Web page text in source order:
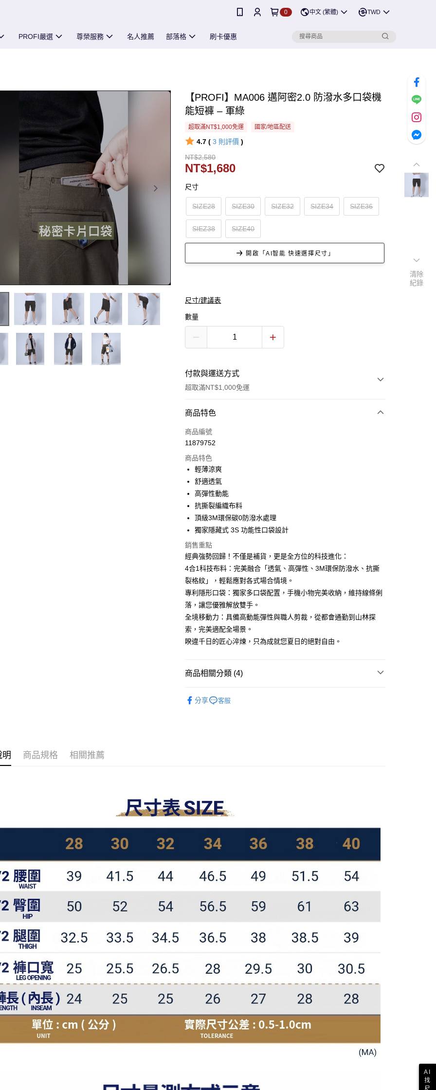
0 中文 (繁體) TWD
PROFI嚴選 尊榮服務 名人推薦 部落格 刷卡優惠
【PROFI】MA006 邁阿密2.0 防潑水多口袋機
能短褲 – 軍綠
超取滿NT$1,000免運 國家/地區配送
4.7 ( 3 則評價 )
NT$2,580
NT$1,680
尺寸
SIZE28 SIZE30 SIZE32 SIZE34 SIZE36
SIEZ38 SIZE40
開啟「AI智能 快速選擇尺寸」
尺寸/建議表
數量
付款與運送方式
超取滿NT$1,000免運
付款方式
信用卡一次付款
3 期 0 利率 每期
合作金庫商業銀行
華南商業銀行
國泰世華商業銀行
臺灣中小企業銀行
匯豐（台灣）商業銀行
聯邦商業銀行
玉山商業銀行
星展（台灣）商業銀行
台新國際商業銀行
中國信託商業銀行
台灣樂天信用卡公司
超商取貨付款
Apple Pay
悠遊付
Google Pay
ATM付款
運送方式
全家取貨付款
7-11取貨付款
宅配
商品特色
商品編號
11879752
商品特色
輕薄涼爽
舒適透氣
高彈性動能
抗撕裂編織布料
頂級3M環保碳0防潑水處理
獨家隱藏式 3S 功能性口袋設計
銷售重點
經典強勢回歸！不僅是補貨，更是全方位的科技進化：
4合1科技布料：完美融合「透氣、高彈性、3M環保防潑水、抗撕
裂格紋」，輕鬆應對各式場合情境。
專利隱形口袋：獨家多口袋配置，手機小物完美收納，維持線條俐
落，讓您優雅解放雙手。
全境移動力：具備高動能彈性與職人剪裁，從都會通勤到山林探
索，完美適配全場景。
睽違千日的匠心淬煉，只為成就您夏日的絕對自由。
商品相關分類 (4)
分享 客服
明 商品規格 相關推薦
清除
紀錄
AI
找
尺